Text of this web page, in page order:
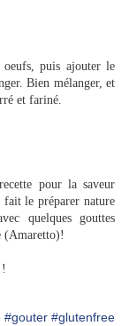
puis ajouter le
Bien mélanger, et
et fariné.
pour la saveur
le préparer nature
quelques gouttes
(Amaretto)!
#gouter #glutenfree